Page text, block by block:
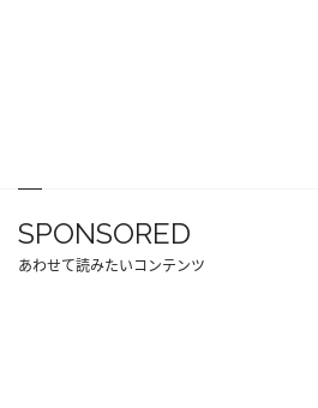
SPONSORED
あわせて読みたいコンテンツ